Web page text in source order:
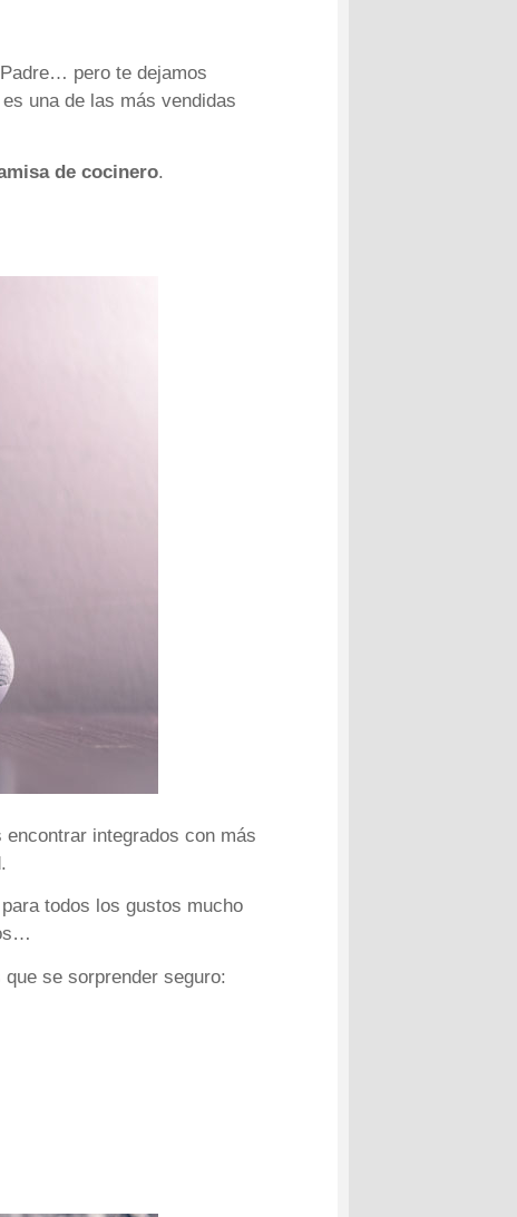
pero te dejamos
una de las más vendidas
de cocinero.
integrados con más
todos los gustos mucho
se sorprender seguro: